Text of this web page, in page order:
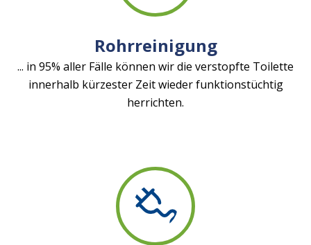
Rohrreinigung
... in 95% aller Fälle können wir die verstopfte Toilette
innerhalb kürzester Zeit wieder funktionstüchtig
herrichten.